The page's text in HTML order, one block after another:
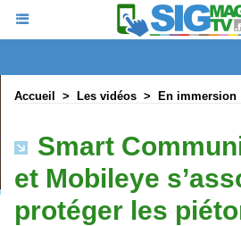
Accueil > Les vidéos > En immersion
Smart
et Mobileye
protéger les